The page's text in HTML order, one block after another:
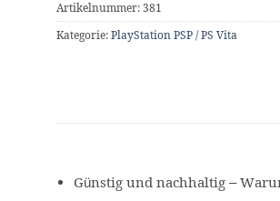
Artikelnummer: 381
Kategorie: PlayStation PSP / PS Vita
Günstig und nachhaltig –